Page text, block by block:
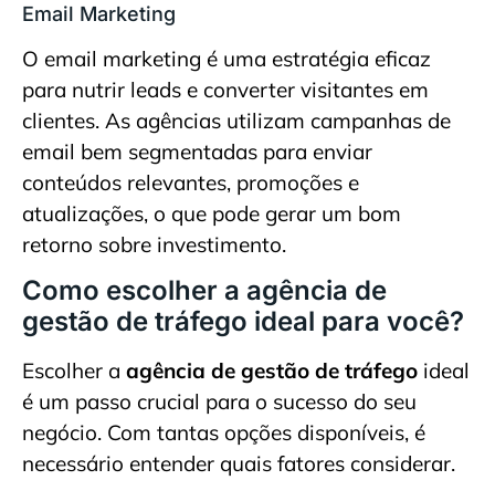
Email Marketing
O email marketing é uma estratégia eficaz
para nutrir leads e converter visitantes em
clientes. As agências utilizam campanhas de
email bem segmentadas para enviar
conteúdos relevantes, promoções e
atualizações, o que pode gerar um bom
retorno sobre investimento.
Como escolher a agência de
gestão de tráfego ideal para você?
Escolher a agência de gestão de tráfego ideal
é um passo crucial para o sucesso do seu
negócio. Com tantas opções disponíveis, é
necessário entender quais fatores considerar.